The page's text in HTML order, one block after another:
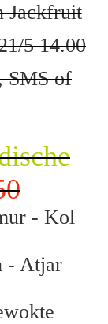
Jackfruit
5 14.00
SMS of
- Kol
- Atjar